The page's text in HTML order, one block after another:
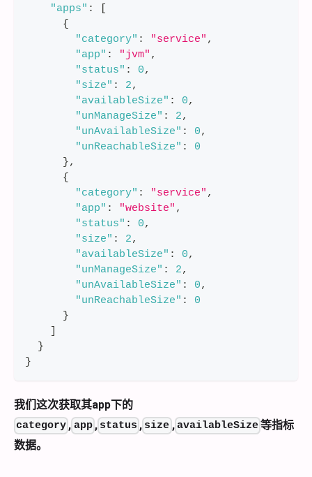
"apps" :
[
{
"category" : "service" ,
"app" : "jvm" ,
"status" : 0,
"size" : 2,
"availableSize" : 0,
"unManageSize" : 2,
"unAvailableSize" : 0,
"unReachableSize" :
0
},
{
"category" : "service" ,
"app" : "website" ,
"status" : 0,
"size" : 2,
"availableSize" : 0,
"unManageSize" : 2,
"unAvailableSize" : 0,
"unReachableSize" :
0
}
]
}
}
我们这次获取其app下的
category , app , status , size ,availableSize等指标
数据。